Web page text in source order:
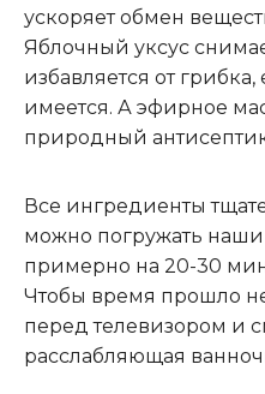
ускоряет обмен
Яблочный уксус
избавляется от
имеется. А эфирное
природный
Все ингредиенты
можно погружать
примерно на 20-30
Чтобы время прошло
перед телевизором и
расслабляющая